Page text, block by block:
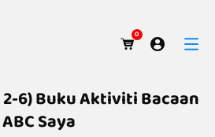
0
2-6) Buku Aktiviti Bacaan
ABC Saya